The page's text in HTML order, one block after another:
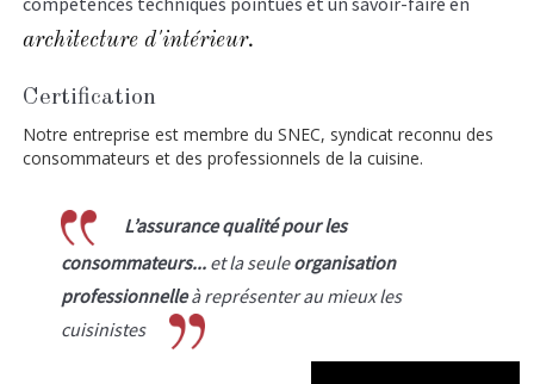
architecture d'intérieur.
Certification
Notre entreprise est membre du SNEC, syndicat reconnu des
consommateurs et des professionnels de la cuisine.
L’assurance qualité pour les
consommateurs... et la seuleorganisation
professionnelleà représenter au mieux les
cuisinistes